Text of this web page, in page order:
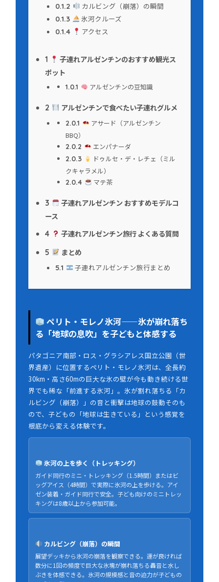
0.1.2 カルビング（崩落）の瞬間
0.1.3 氷河クルーズ
0.1.4 アクセス
1
子連れアルゼンチンのおすすめ観光ス
ポット
1.0.1 アルゼンチンの豆知識
2 アルゼンチンで食べたい子連れグルメ
2.0.1
アサード（アルゼンチン
BBQ）
2.0.2 エンパナーダ
2.0.3
ドゥルセ・デ・レチェ（ミル
クキャラメル）
2.0.4 マテ茶
3
子連れアルゼンチン おすすめモデルコ
ース
4 子連れアルゼンチン旅行 よくある質問
5 まとめ
5.1 子連れアルゼンチン旅行まとめ
ペリト・モレノ氷河——氷が崩れ落ち
る「地球の息吹」を子どもと体感する
パタゴニア南部・ロス・グラシアレス国立公園（世
界遺産）に位置するペリト・モレノ氷河は、全長約
30km・高さ60mの巨大な氷の壁が今も動き続ける世
界でも稀な「前進する氷河」。氷が割れ落ちる「カ
ルビング（崩落）」の音と衝撃は地球の鼓動そのも
ので、子どもの「地球は生きている」という感覚を
根底から変える体験です。
氷河の上を歩く（トレッキング）
ガイド同行のミニ・トレッキング（1.5時間）またはビ
ッグアイス（4時間）で実際に氷河の上を歩ける。アイ
ゼン装着・ガイド同行で安全。子ども向けのミニトレッ
キングは8歳以上から参加可能。
カルビング（崩落）の瞬間
展望デッキから氷河の崩落を観察できる。運が良ければ
数分に1回の頻度で巨大な氷塊が崩れ落ちる轟音と水し
ぶきを体感できる。氷河の規模感と音の迫力が子どもの